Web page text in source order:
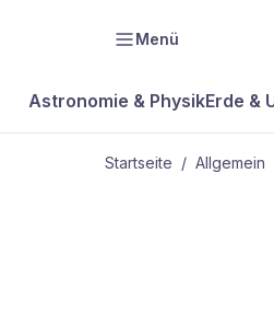
Menü
Astronomie & PhysikErde &
Startseite / Allgemein